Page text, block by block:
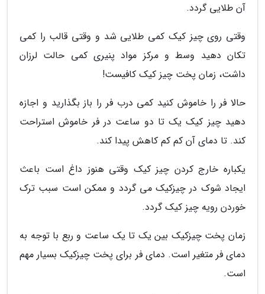
آن طلایی گردد.
وقتی روی چیز کیک کمی طلایی شد و وقتی قالب را کمی
تکان دهید وسط و مرکز مواد پنیری کمی حالت لرزان
داشت، زمان پخت چیز کیک کافیست!
حالا فر را خاموش کنید کمی درب فر را باز بگذارید و اجازه
دهید چیز کیک یک تا دو ساعت در فر خاموش استراحت
کند. تا دمای آن کم کم کاهش پیدا کند.
یکباره خارج کردن چیز کیک وقتی هنوز داغ است باعث
ایجاد شوک در چیزکیک می گردد و ممکن است سبب ترک
خوردن رویه چیز کیک گردد.
زمان پخت چیزکیک بین یک تا یک ساعت و ربع با توجه به
دمای فر متغیر است. دمای فر برای پخت چیزکیک بسیار مهم
است.